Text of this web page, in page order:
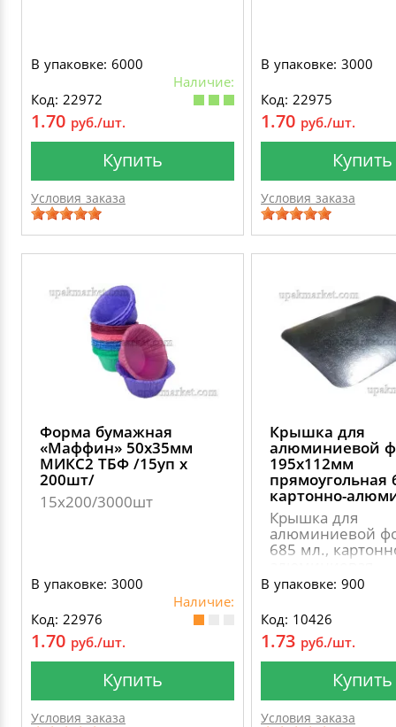
В упаковке: 6000
Наличие:
Код: 22972
1.70 руб./шт.
Купить
Условия заказа
В упаковке: 3000
Код: 22975
1.70 руб./шт.
Купить
Условия заказа
Форма бумажная
«Маффин» 50х35мм
МИКС2 ТБФ /15уп х
200шт/
15х200/3000шт
В упаковке: 3000
Наличие:
Код: 22976
1.70 руб./шт.
Купить
Условия заказа
Крышка для
алюминиевой
195х112мм
прямоугольная
картонно-
Крышка для
алюминиевой
685 мл.,
алюминиевая
В упаковке: 900
Код: 10426
1.73 руб./шт.
Купить
Условия заказа